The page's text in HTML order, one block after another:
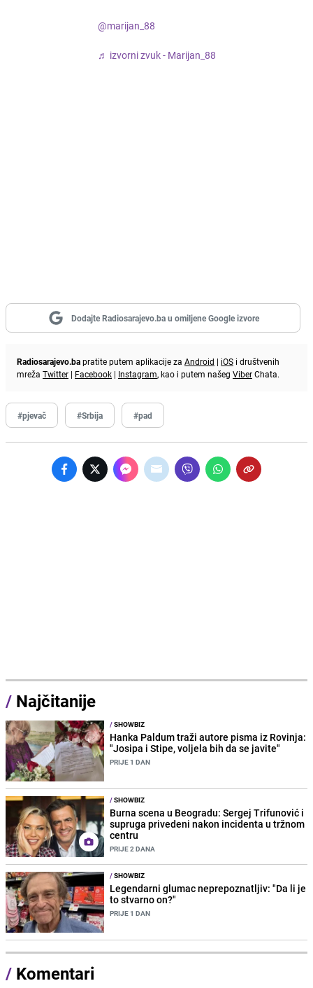
@marijan_88
♬ izvorni zvuk - Marijan_88
Dodajte Radiosarajevo.ba u omiljene Google izvore
Radiosarajevo.bapratite putem aplikacije za Android | iOS i društvenih
mreža Twitter | Facebook | Instagram, kao i putem našeg ViberChata.
#pjevač #Srbija #pad
/ Najčitanije
/SHOWBIZ
Hanka Paldum traži autore pisma iz Rovinja:
"Josipa i Stipe, voljela bih da se javite"
PRIJE 1 DAN
/SHOWBIZ
Burna scena u Beogradu: Sergej Trifunović i
supruga privedeni nakon incidenta u tržnom
centru
PRIJE 2 DANA
/SHOWBIZ
Legendarni glumac neprepoznatljiv: "Da li je
to stvarno on?"
PRIJE 1 DAN
/ Komentari